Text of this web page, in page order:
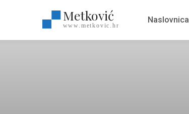
Metković
www.metkovic.hr
Naslovnica